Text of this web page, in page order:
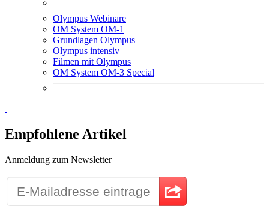
Olympus Webinare
OM System OM-1
Grundlagen Olympus
Olympus intensiv
Filmen mit Olympus
OM System OM-3 Special
Empfohlene Artikel
Anmeldung zum Newsletter